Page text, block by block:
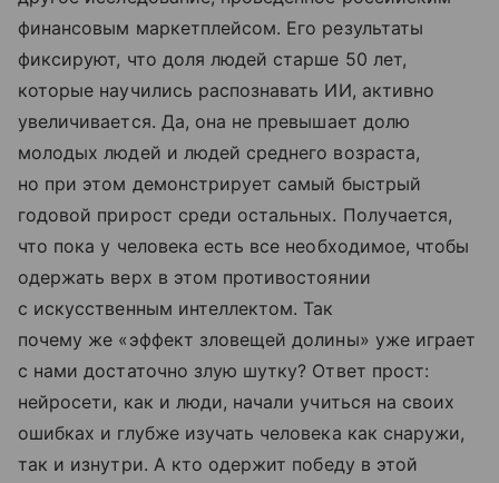
финансовым маркетплейсом. Его результаты
фиксируют, что доля людей старше 50 лет,
которые научились распознавать ИИ, активно
увеличивается. Да, она не превышает долю
молодых людей и людей среднего возраста,
но при этом демонстрирует самый быстрый
годовой прирост среди остальных. Получается,
что пока у человека есть все необходимое, чтобы
одержать верх в этом противостоянии
с искусственным интеллектом. Так
почему же «эффект зловещей долины» уже играет
с нами достаточно злую шутку? Ответ прост:
нейросети, как и люди, начали учиться на своих
ошибках и глубже изучать человека как снаружи,
так и изнутри. А кто одержит победу в этой